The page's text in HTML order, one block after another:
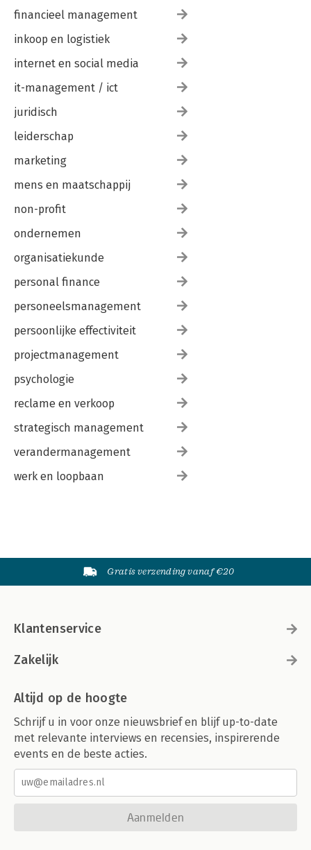
financieel management
inkoop en logistiek
internet en social media
it-management / ict
juridisch
leiderschap
marketing
mens en maatschappij
non-profit
ondernemen
organisatiekunde
personal finance
personeelsmanagement
persoonlijke effectiviteit
projectmanagement
psychologie
reclame en verkoop
strategisch management
verandermanagement
werk en loopbaan
Gratis verzending vanaf €20
Klantenservice
Zakelijk
Altijd op de hoogte
Schrijf u in voor onze nieuwsbrief en blijf up-to-date
met relevante interviews en recensies, inspirerende
events en de beste acties.
Aanmelden